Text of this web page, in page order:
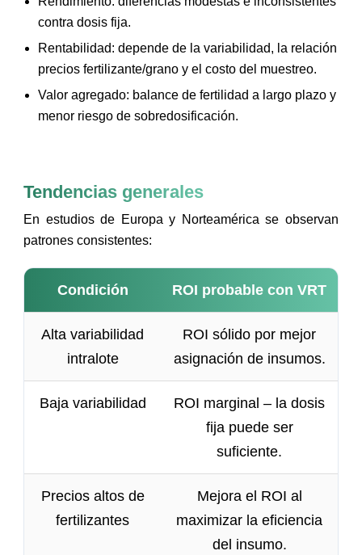
contra dosis fija.
Rentabilidad: depende de la variabilidad, la relación
precios fertilizante/grano y el costo del muestreo.
Valor agregado: balance de fertilidad a largo plazo y
menor riesgo de sobredosificación.
Tendencias generales
En estudios de Europa y Norteamérica se observan
patrones consistentes:
Condición ROI probable con VRT
Alta variabilidad
intralote
ROI sólido por mejor
asignación de insumos.
Baja variabilidad
ROI marginal – la dosis
fija puede ser
suficiente.
Precios altos de
fertilizantes
Mejora el ROI al
maximizar la eficiencia
del insumo.